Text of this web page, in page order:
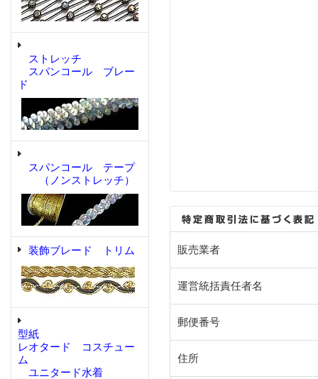
ストレッチ
スパンコール ブレー
ド
スパンコール テープ
（ノンストレッチ）
装飾ブレード トリム
型紙
レオタード コスチュー
ム
ユニタード水着
販売業者
運営統括責任者名
郵便番号
住所